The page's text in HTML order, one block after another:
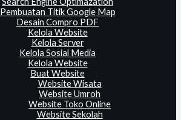
Pembuatan Titik Google Map
Desain Compro PDF
Kelola Website
Kelola Server
Kelola Sosial Media
Kelola Website
Buat Website
Website Wisata
Website Umroh
Website Toko Online
Website Sekolah